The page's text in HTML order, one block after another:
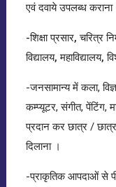
एवं दवाये उपलब्ध कराना
-शिक्षा प्रसार, चरित्र
विद्यालय, महाविद्यालय,
-जनसामान्य में कला,
कम्प्यूटर, संगीत, पेंटिंग,
प्रदान कर छात्र /
दिलाना ।
-प्राकृतिक आपदाओं से